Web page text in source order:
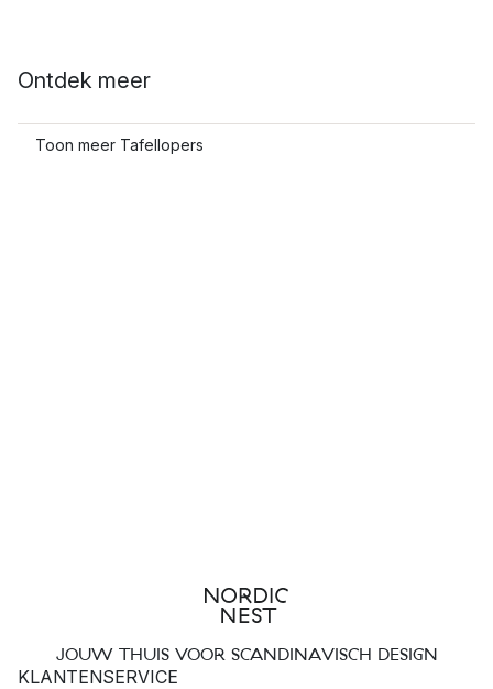
Ontdek meer
Toon meer Tafellopers
JOUW THUIS VOOR SCANDINAVISCH DESIGN
KLANTENSERVICE